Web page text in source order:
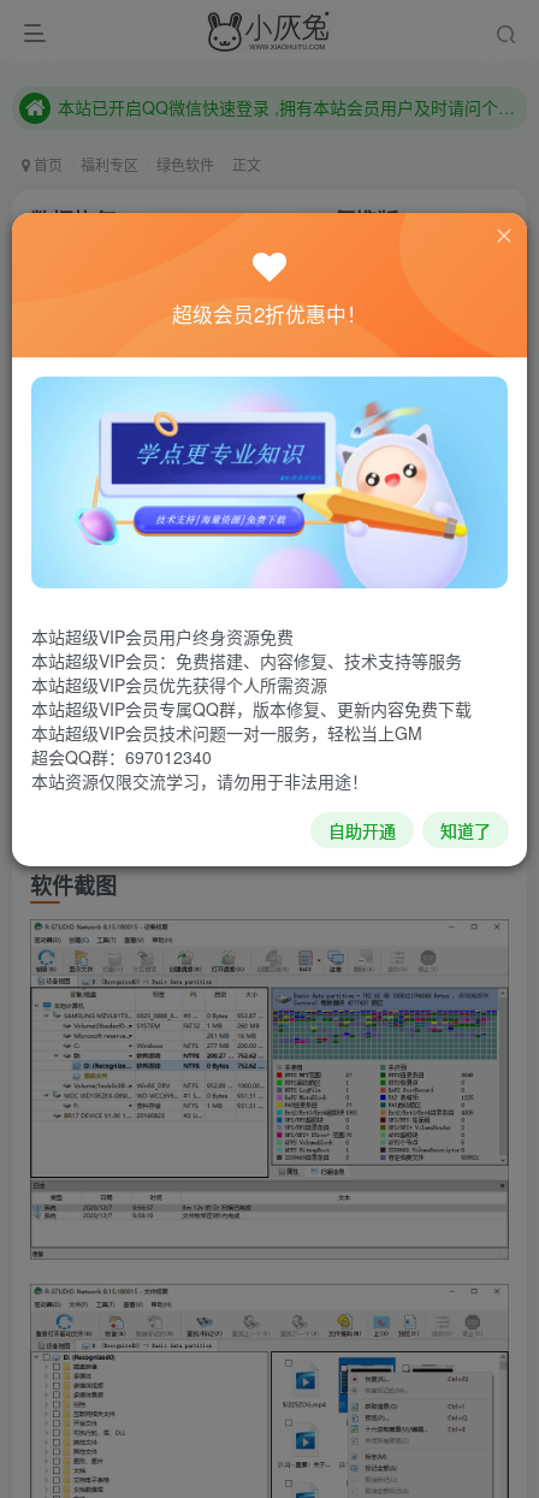
本站已开启QQ微信快速登录 ,拥有本站会员用户及时请问个人中心绑定！
本站已开启QQ微信快速登录 ,拥有本站会员用户及时请问个人中心绑定！
首页 福利专区 绿色软件 正文
数据恢复R-Studio v9.1.191029便携版
联网教程： 内附教程
单机教程： 内附教程
不懂的话联系客服！！！
R-Studio是一款强悍的驱动级数据恢复软件，采用独特
的数据恢复技术，支持对NTFS、ReFS、FAT/exFAT、
Ext2FS/Ext3/Ext4、UFS、HFS等分区文件系统恢复数据，
复，支持硬盘分区创建镜像文件.rdr、RAID磁盘阵列，该软
件最大的特色在于可以自动识别 RAID 参数修复损坏的磁盘
阵列，在数据恢复效率和质量上非常出众。此外，R-Studio
Network 版本支持远程链接到计算机磁盘恢复数据、
S.M.A.R.T. 属性监视、文本/十六进制编辑、大量参数设置等
软件截图
超级会员2折优惠中！
本站超级VIP会员用户终身资源免费
本站超级VIP会员：免费搭建、内容修复、技术支持等服务
本站超级VIP会员优先获得个人所需资源
本站超级VIP会员专属QQ群，版本修复、更新内容免费下载
本站超级VIP会员技术问题一对一服务，轻松当上GM
超会QQ群：697012340
本站资源仅限交流学习，请勿用于非法用途！
自助开通 知道了